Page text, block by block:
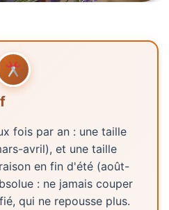
fois par an : une taille
avril), et une taille
en fin d'été (août-
: ne jamais couper
qui ne repousse plus.